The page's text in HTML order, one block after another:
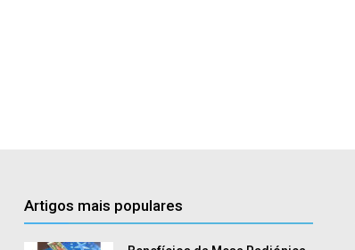
Artigos mais populares